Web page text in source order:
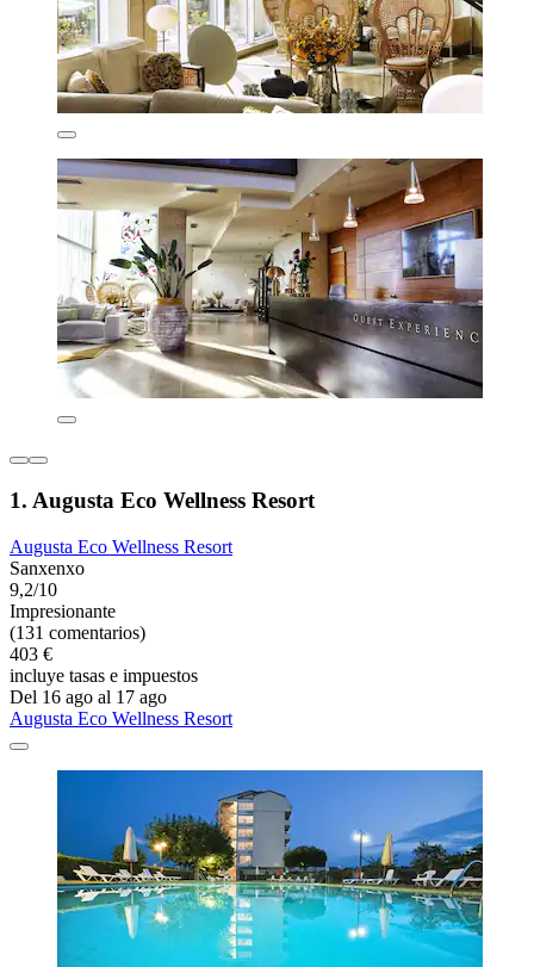
1. Augusta Eco Wellness Resort
Augusta Eco Wellness Resort
Sanxenxo
9,2/10
Impresionante
(131 comentarios)
403 €
incluye tasas e impuestos
Del 16 ago al 17 ago
Augusta Eco Wellness Resort